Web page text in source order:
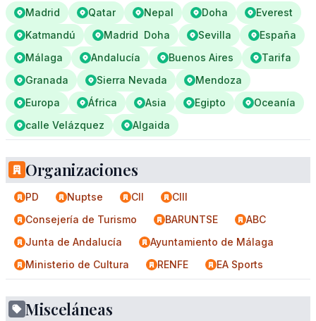
Madrid Qatar Nepal Doha
Everest
Katmandú
Madrid  Doha Sevilla
España
Málaga
Andalucía Buenos Aires
Tarifa
Granada
Sierra Nevada
Mendoza
Europa
África Asia Egipto
Oceanía
calle Velázquez
Algaida
Organizaciones
PD Nuptse CII
CIII
Consejería de Turismo
BARUNTSE
ABC
Junta de Andalucía
Ayuntamiento de Málaga
Ministerio de Cultura
RENFE EA Sports
Misceláneas